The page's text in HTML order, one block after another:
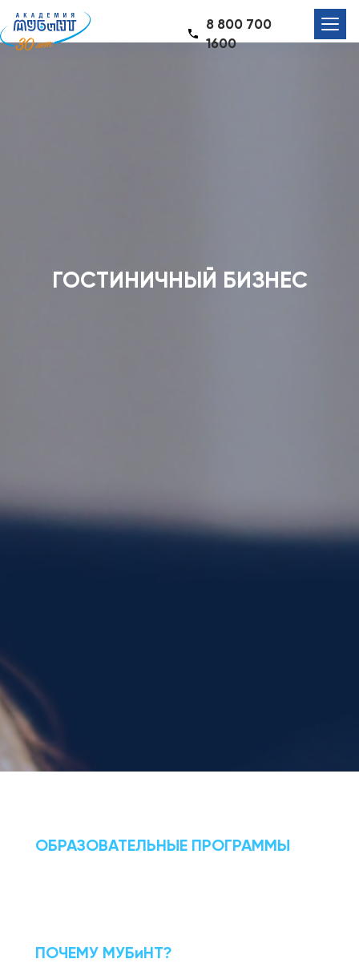
8 800 700
1600
ГОСТИНИЧНЫЙ БИЗНЕС
ОБРАЗОВАТЕЛЬНЫЕ ПРОГРАММЫ
ПОЧЕМУ МУБиНТ?